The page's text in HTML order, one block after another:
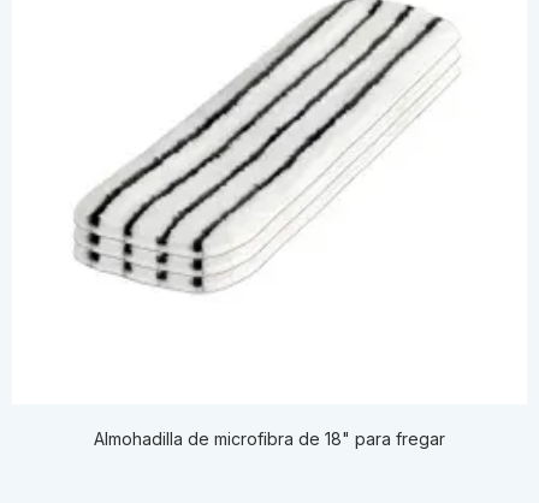
Almohadilla de microfibra de 18" para fregar